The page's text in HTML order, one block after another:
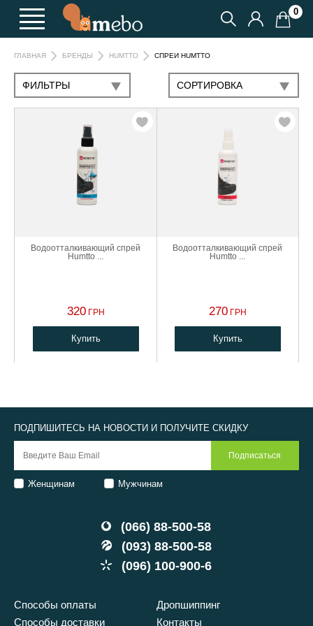
0
ГЛАВНАЯ БРЕНДЫ HUMTTO СПРЕИ HUMTTO
ФИЛЬТРЫ CОРТИРОВКА
Водоотталкивающий спрей
Humtto ...
320ГРН
Купить
Водоотталкивающий спрей
Humtto ...
270ГРН
Купить
(066) 88-500-58
(093) 88-500-58
(096) 100-900-6
Способы оплаты
Способы доставки
Дропшиппинг
Контакты
ПОДПИШИТЕСЬ НА НОВОСТИ И ПОЛУЧИТЕ СКИДКУ
Женщинам Мужчинам